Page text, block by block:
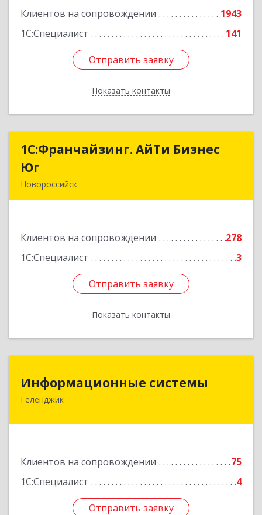
Клиентов на сопровождении
1943
1С:Специалист
141
Отправить заявку
Показать контакты
Подробнее
Отправить заявку
Назад
1С:Франчайзинг. АйТи Бизнес
Юг
Новороссийск
Клиентов на сопровождении
278
1С:Специалист
3
Отправить заявку
Показать контакты
1С:Франчайзинг. АйТи Бизнес
Подробнее
Отправить заявку
Назад
Информационные системы
Геленджик
Клиентов на сопровождении
75
1С:Специалист
4
Отправить заявку
353475, Краснодарский край, Геленджик г,
Отправить заявку